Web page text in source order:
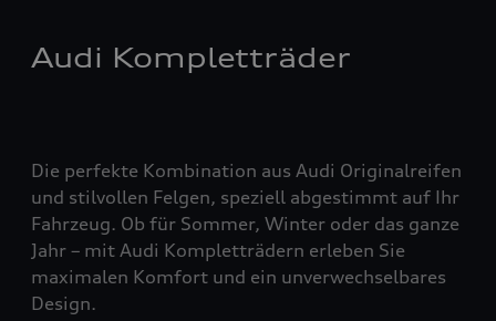
Audi Kompletträder
Die perfekte Kombination aus Audi Originalreifen
und stilvollen Felgen, speziell abgestimmt auf Ihr
Fahrzeug. Ob für Sommer, Winter oder das ganze
Jahr – mit Audi Kompletträdern erleben Sie
maximalen Komfort und ein unverwechselbares
Design.